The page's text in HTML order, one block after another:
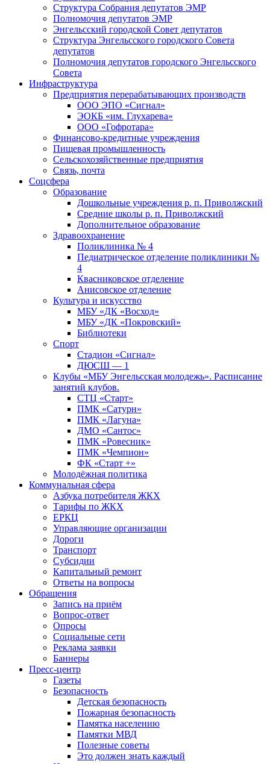
Структура Собрания депутатов ЭМР
Полномочия депутатов ЭМР
Энгельсский городской Совет депутатов
Структура Энгельсского городского Совета
депутатов
Полномочия депутатов городского Энгельсского
Совета
Инфраструктура
Предприятия перерабатывающих производств
ООО ЭПО «Сигнал»
ЭОКБ «им. Глухарева»
ООО «Гофротара»
Финансово-кредитные учреждения
Пищевая промышленность
Сельскохозяйственные предприятия
Связь, почта
Соцсфера
Образование
Дошкольные учреждения р. п. Приволжский
Средние школы р. п. Приволжский
Дополнительное образование
Здравоохранение
Поликлиника № 4
Педиатрическое отделение поликлиники №
4
Квасниковское отделение
Анисовское отделение
Культура и искусство
МБУ «ДК «Восход»
МБУ «ДК «Покровский»
Библиотеки
Спорт
Стадион «Сигнал»
ДЮСШ — 1
Клубы «МБУ Энгельсская молодежь». Расписание
занятий клубов.
СТЦ «Старт»
ПМК «Сатурн»
ПМК «Лагуна»
ДМО «Сантос»
ПМК «Ровесник»
ПМК «Чемпион»
ФК «Старт +»
Молодёжная политика
Коммунальная сфера
Азбука потребителя ЖКХ
Тарифы по ЖКХ
ЕРКЦ
Управляющие организации
Дороги
Транспорт
Субсидии
Капитальный ремонт
Ответы на вопросы
Обращения
Запись на приём
Вопрос-ответ
Опросы
Социальные сети
Реклама заявки
Баннеры
Пресс-центр
Газеты
Безопасность
Детская безопасность
Пожарная безопасность
Памятка населению
Памятки МВД
Полезные советы
Это должен знать каждый